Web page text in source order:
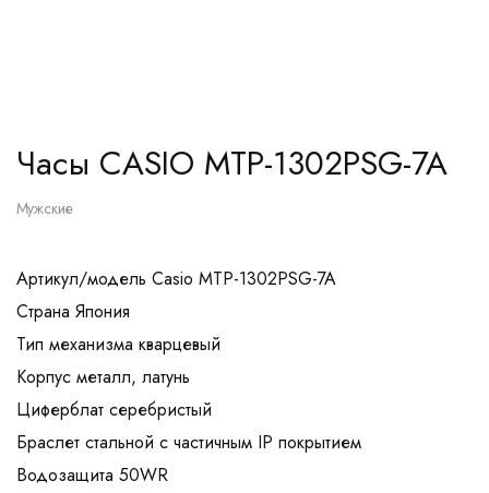
Часы CASIO MTP-1302PSG-7A
Мужские
Артикул/модель Casio MTP-1302PSG-7A
Страна Япония
Тип механизма кварцевый
Корпус металл, латунь
Циферблат серебристый
Браслет стальной с частичным IP покрытием
Водозащита 50WR